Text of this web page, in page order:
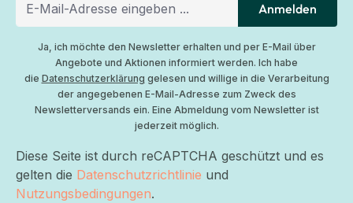
Anmelden
Ja, ich möchte den Newsletter erhalten und per E-Mail über
Angebote und Aktionen informiert werden. Ich habe
die Datenschutzerklärung gelesen und willige in die Verarbeitung
der angegebenen E-Mail-Adresse zum Zweck des
Newsletterversands ein. Eine Abmeldung vom Newsletter ist
jederzeit möglich.
Diese Seite ist durch reCAPTCHA geschützt und es
gelten die Datenschutzrichtlinie und
Nutzungsbedingungen.